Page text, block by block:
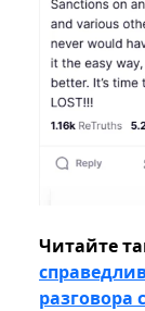
Читайте
разговора